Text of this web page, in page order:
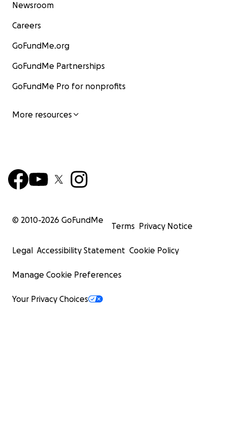
Newsroom
Careers
GoFundMe.org
GoFundMe Partnerships
GoFundMe Pro for nonprofits
More resources
© 2010-2026 GoFundMe
Terms Privacy Notice
Legal Accessibility Statement Cookie Policy
Manage Cookie Preferences
Your Privacy Choices